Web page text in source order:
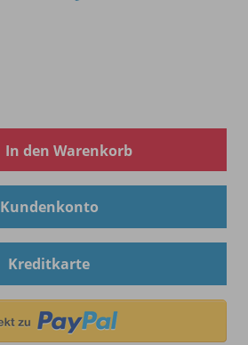
In den Warenkorb
Kundenkonto
Kreditkarte